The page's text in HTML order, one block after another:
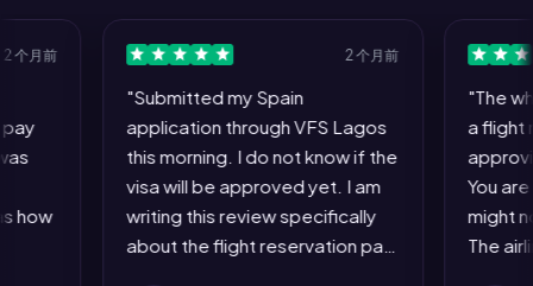
"Submitted my Spain
application through VFS Lagos
this morning. I do not know if the
visa will be approved yet. I am
writing this review specifically
about the flight reservation part
"The whole
a flight
approving a
You are
might not be
The airline